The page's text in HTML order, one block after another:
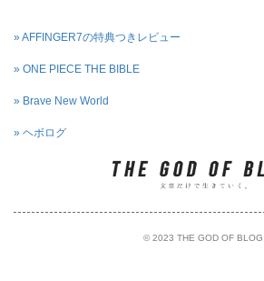
» AFFINGER7の特典つきレビュー
» ONE PIECE THE BIBLE
» Brave New World
» ヘボログ
© 2023 THE GOD OF BLOG